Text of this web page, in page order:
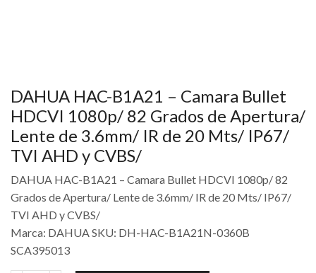
DAHUA HAC-B1A21 – Camara Bullet
HDCVI 1080p/ 82 Grados de Apertura/
Lente de 3.6mm/ IR de 20 Mts/ IP67/
TVI AHD y CVBS/
DAHUA HAC-B1A21 – Camara Bullet HDCVI 1080p/ 82
Grados de Apertura/ Lente de 3.6mm/ IR de 20 Mts/ IP67/
TVI AHD y CVBS/
Marca: DAHUA SKU: DH-HAC-B1A21N-0360B
SCA395013